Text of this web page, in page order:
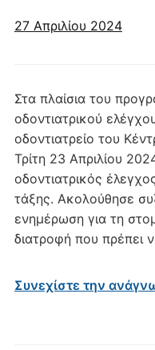
27 Απριλίου 2024
Στα πλαίσια του
οδοντιατρικού
οδοντιατρείο του
Τρίτη 23 Απριλίου
οδοντιατρικός
τάξης. Ακολούθησε
ενημέρωση για τη
διατροφή που πρέπει
Συνεχίστε την